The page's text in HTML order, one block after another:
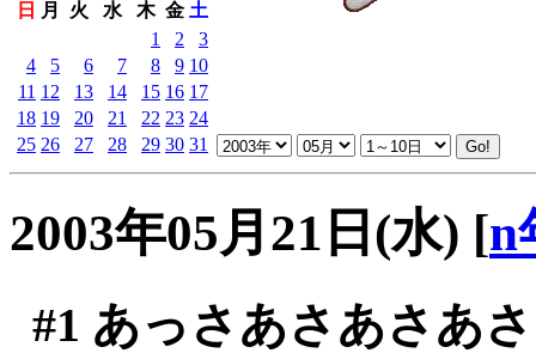
日
月 火 水 木 金 土
1
2
3
4
5 6 7 8 9 10
11 12 13 14 15 16 17
18 19 20 21 22 23 24
25 26 27 28 29 30 31
2003年05月21日(水) [n
#1 あっさあさあさあ